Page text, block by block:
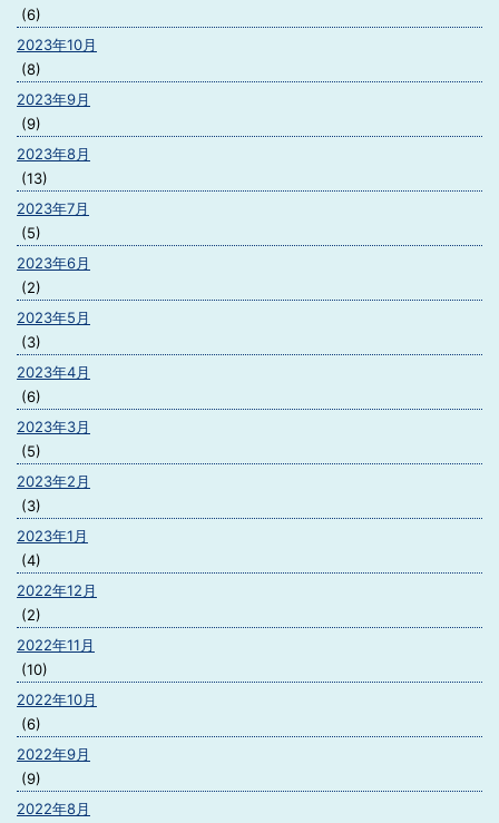
(6)
2023年10月
(8)
2023年9月
(9)
2023年8月
(13)
2023年7月
(5)
2023年6月
(2)
2023年5月
(3)
2023年4月
(6)
2023年3月
(5)
2023年2月
(3)
2023年1月
(4)
2022年12月
(2)
2022年11月
(10)
2022年10月
(6)
2022年9月
(9)
2022年8月